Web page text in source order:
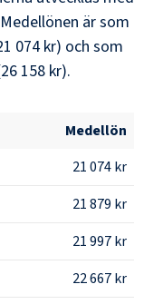
är som
074 kr) och som
158 kr).
Medellön
21 074 kr
21 879 kr
21 997 kr
22 667 kr